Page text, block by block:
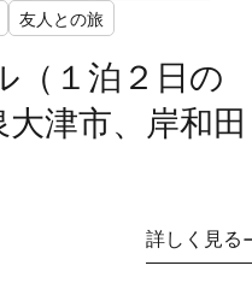
友人との旅
（１泊２日の
津市、岸和田
詳しく見る